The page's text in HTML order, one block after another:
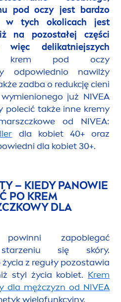
pod oczy jest bardzo
w tych okolicach jest
na pozostałej części
więc delikatniejszych
pod oczy
odpowiednio nawilży
zadba o redukcję cieni
już NIVEA
polecić także inne kremy
od NIVEA:
dla kobiet 40+ oraz
dla kobiet 30+.
– KIEDY PANOWIE
PO KREM
DLA
zapobiegać
starzeniu się skóry.
z reguły pozostawia
styl życia kobiet. Krem
dla mężczyzn od NIVEA
wielofunkcyjny.